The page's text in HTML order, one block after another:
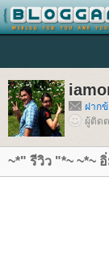
ฝาก
ผู้ติด
~*" รีวิว "*~ ~*~